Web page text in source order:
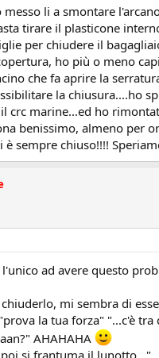
li a smontare
tirare il plasticone
per chiudere il
ho più o meno
che fa aprire la
la chiusura....ho
crc marine...ed ho
benissimo, almeno per
sempre chiuso!!!!
ad avere questo
mi sembra di
la tua forza" "...c'è tra
AHAHAHA
si frantuma il lunotto..."